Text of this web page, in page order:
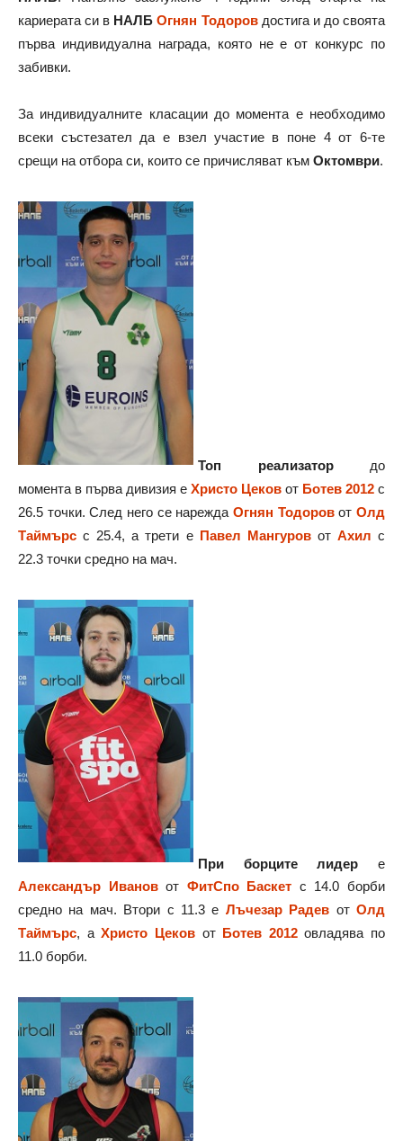
кариерата си в НАЛБОгнян Тодоровдостига и до своята
първа индивидуална награда, която не е от конкурс по
забивки.
За индивидуалните класации до момента е необходимо
всеки състезател да е взел участие в поне 4 от 6-те
срещи на отбора си, които се причисляват към Октомври.
Топ реализатордо
момента в първа дивизия е Христо Цеков от Ботев 2012 с
26.5 точки. След него се нарежда Огнян ТодоровотОлд
Таймърс с 25.4, а трети е Павел Мангуровот Ахил с
22.3 точки средно на мач.
При борците лидер е
Александър Ивановот ФитСпо Баскет с 14.0 борби
средно на мач. Втори с 11.3 е Лъчезар Радев отОлд
Таймърс, аХристо Цековот Ботев 2012овладява по
11.0 борби.